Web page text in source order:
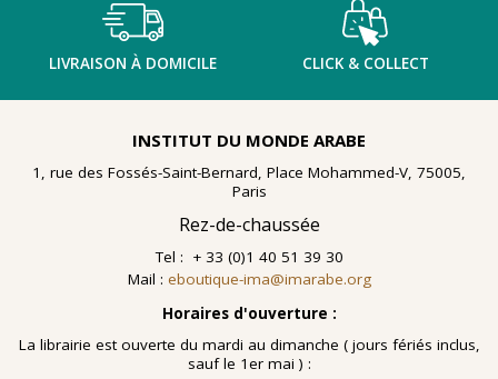
LIVRAISON À DOMICILE CLICK & COLLECT
INSTITUT DU MONDE ARABE
1, rue des Fossés-Saint-Bernard, Place Mohammed-V, 75005,
Paris
Rez-de-chaussée
Tel : + 33 (0)1 40 51 39 30
Mail : eboutique-ima@imarabe.org
Horaires d'ouverture :
La librairie est ouverte du mardi au dimanche ( jours fériés inclus,
sauf le 1er mai ) :